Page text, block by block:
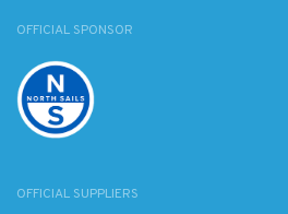
OFFICIAL SPONSOR
OFFICIAL SUPPLIERS